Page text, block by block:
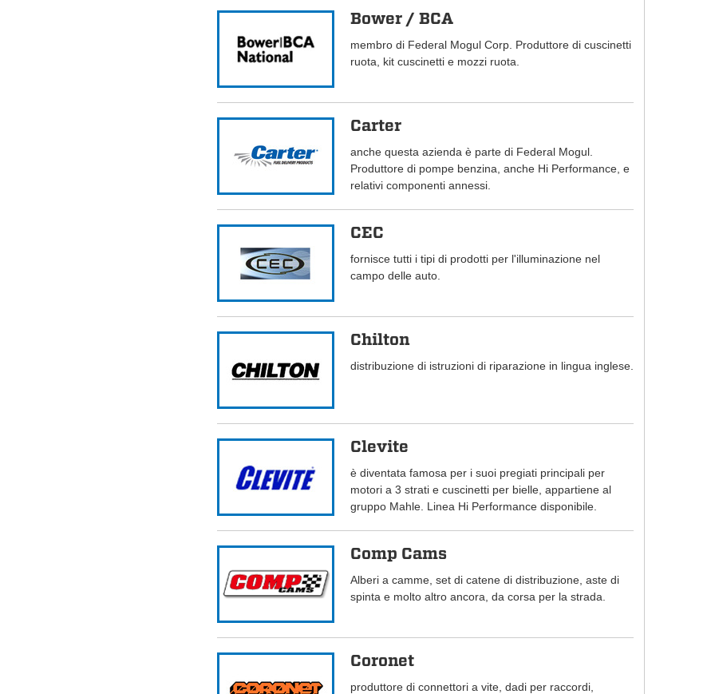
Bower / BCA
membro di Federal Mogul Corp. Produttore di cuscinetti
ruota, kit cuscinetti e mozzi ruota.
Carter
anche questa azienda è parte di Federal Mogul.
Produttore di pompe benzina, anche Hi Performance, e
relativi componenti annessi.
CEC
fornisce tutti i tipi di prodotti per l'illuminazione nel
campo delle auto.
Chilton
distribuzione di istruzioni di riparazione in lingua inglese.
Clevite
è diventata famosa per i suoi pregiati principali per
motori a 3 strati e cuscinetti per bielle, appartiene al
gruppo Mahle. Linea Hi Performance disponibile.
Comp Cams
Alberi a camme, set di catene di distribuzione, aste di
spinta e molto altro ancora, da corsa per la strada.
Coronet
produttore di connettori a vite, dadi per raccordi,